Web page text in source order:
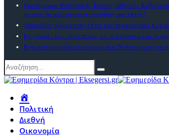
Οικότροφοι Φοιτητικής Εστίας Αθηνών:
το που θα μείνουν εκατοντάδες φοιτητές!
Λιβανέζος βουλευτής ζητά τον τερματισμό των
Εν γνώσει των συνεπειών, με σεμνότητα και
Εχει καταρρεύσει το όραμα του Νετανιάχου
Πολιτική
Διεθνή
Οικονομία